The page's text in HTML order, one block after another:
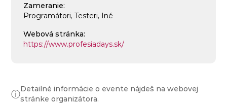
Zameranie:
Programátori, Testeri, Iné
Webová stránka:
https://www.profesiadays.sk/
ⓘDetailné informácie o evente nájdeš na webovej
stránke organizátora.